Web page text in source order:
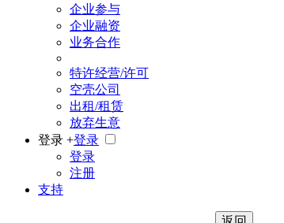
企业参与
企业融资
业务合作
特许经营/许可
空壳公司
出租/租赁
放弃生意
登录 +登录
登录
注册
支持